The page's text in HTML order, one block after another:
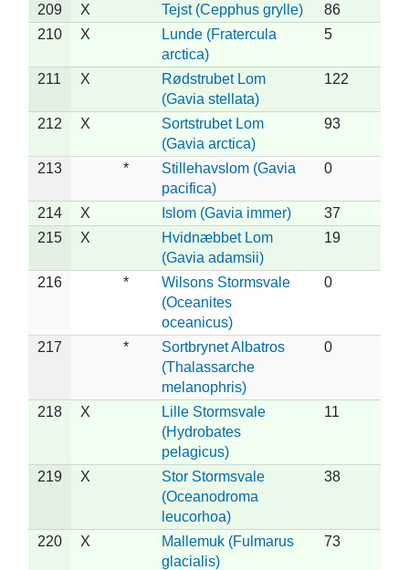
209
X Tejst (Cepphus grylle)
86
210
X
Lunde (Fratercula
arctica)
5
211 X
Rødstrubet Lom
(Gavia stellata)
122
212 X
Sortstrubet Lom
(Gavia arctica)
93
213 *
Stillehavslom (Gavia
pacifica)
0
214 X Islom (Gavia immer)
37
215
X
Hvidnæbbet Lom
(Gavia adamsii)
19
216 *
Wilsons Stormsvale
(Oceanites
oceanicus)
0
217 *
Sortbrynet Albatros
(Thalassarche
melanophris)
0
218 X
Lille Stormsvale
(Hydrobates
pelagicus)
11
219 X
Stor Stormsvale
(Oceanodroma
leucorhoa)
38
220 X
Mallemuk (Fulmarus
glacialis)
73